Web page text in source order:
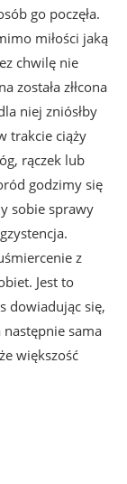
go poczęła.
miłości jaką
chwilę nie
została złłcona
niej zniósłby
trakcie ciąży
rączek lub
godzimy się
sobie sprawy
z
Jest to
dowiadując się,
sama
większość